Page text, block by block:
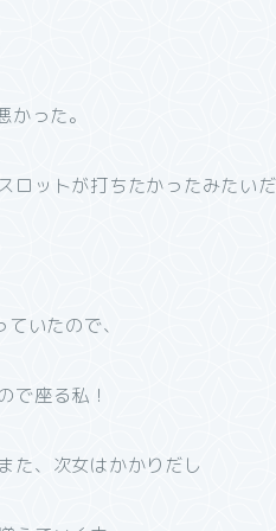
った。
ロットが打ちたかったみたい
いたので、
で座る私！
た、次女はかかりだし